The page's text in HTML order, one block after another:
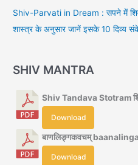
Shiv-Parvati in Dream : सपने में
शास्त्र के अनुसार जानें इसके 10 दिव्य
SHIV MANTRA
Shiv Tandava Stotram
Download
बाणलिङ्गकवचम्
Download